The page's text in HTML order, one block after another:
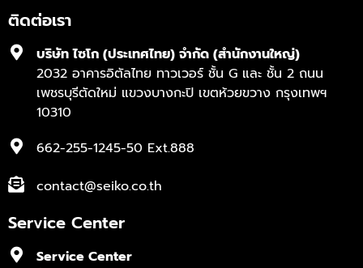
ติดต่อเรา
บริษัท ไซโก (ประเทศไทย) จำกัด (สำนักงานใหญ่)
2032 อาคารอิตัลไทย ทาวเวอร์ ชั้น G และ ชั้น 2 ถนน
เพชรบุรีตัดใหม่ แขวงบางกะปิ เขตห้วยขวาง กรุงเทพฯ
10310
662-255-1245-50 Ext.888
contact@seiko.co.th
Service Center
Service Center